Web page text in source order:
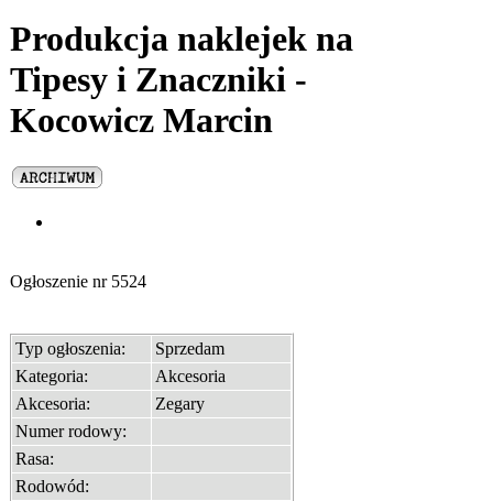
Produkcja naklejek na
Tipesy i Znaczniki -
Kocowicz Marcin
Ogłoszenie nr 5524
Typ ogłoszenia:
Sprzedam
Kategoria:
Akcesoria
Akcesoria:
Zegary
Numer rodowy:
Rasa:
Rodowód: